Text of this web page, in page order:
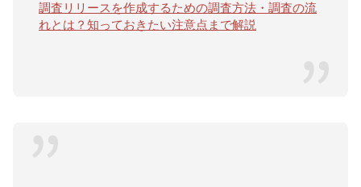
調査リリースを作成するための調査方法・調査の流
れとは？知っておきたい注意点まで解説